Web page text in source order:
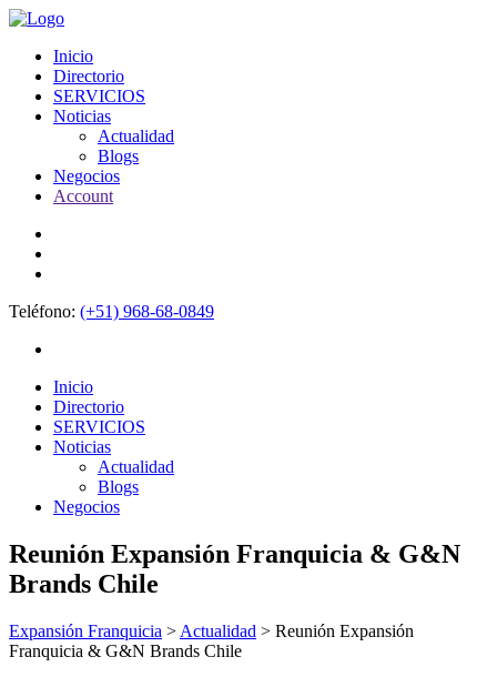
Inicio
Directorio
SERVICIOS
Noticias
Actualidad
Blogs
Negocios
Account
Teléfono: (+51) 968-68-0849
Inicio
Directorio
SERVICIOS
Noticias
Actualidad
Blogs
Negocios
Reunión Expansión Franquicia & G&N
Brands Chile
Expansión Franquicia > Actualidad > Reunión Expansión
Franquicia & G&N Brands Chile